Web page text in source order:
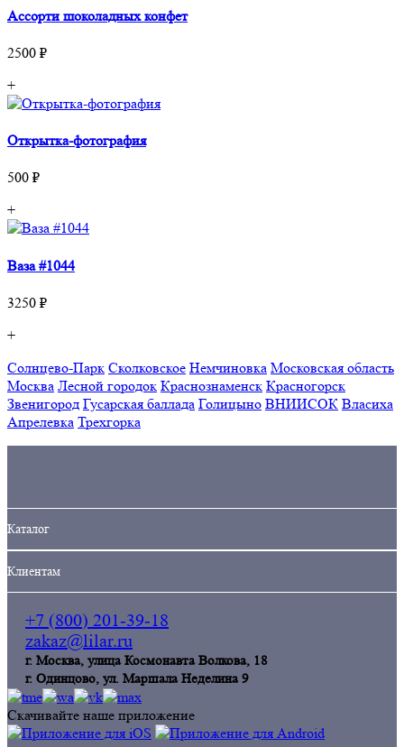
Ассорти шоколадных конфет
2500 ₽
+
Открытка-фотография
500 ₽
+
Ваза #1044
3250 ₽
+
Солнцево-Парк Сколковское Немчиновка Московская область
Москва Лесной городок Краснознаменск Красногорск
Звенигород Гусарская баллада Голицыно ВНИИСОК Власиха
Апрелевка Трехгорка
Кaталог
Клиентам
+7 (800) 201-39-18
zakaz@lilar.ru
г. Москва, улица Космонавта Волкова, 18
г. Одинцoво, ул. Маршала Неделина 9
Скачивайте наше приложение